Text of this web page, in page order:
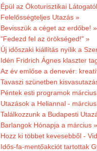
Épül az Ökoturisztikai
Felelősségteljes Utazás »
Bevisszük a céget az erdőbe! »
"Fedezd fel az örökséged!" »
Új időszaki kiállítás nyílik a
Idén Fridrich Ágnes klaszter
Az év emlőse a denevér:
Tavaszi szünetben
Péntek esti programok
Utazások a Heliannal -
Találkozzunk a Budapesti
Barlangok Hónapja a március »
Hozz ki többet kevesebből -
Idős-fa-mentőakciót tartottak